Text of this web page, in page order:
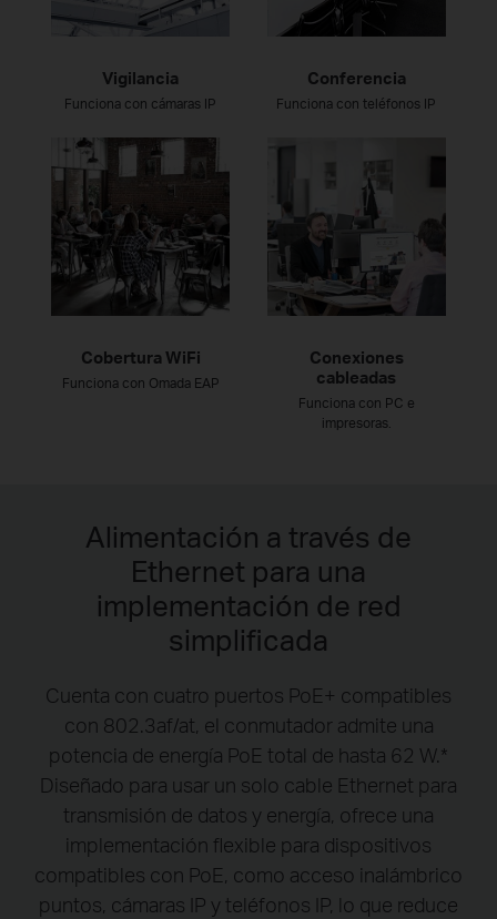
Vigilancia
Funciona con cámaras IP
Conferencia
Funciona con teléfonos IP
Cobertura WiFi
Funciona con Omada EAP
Conexiones
cableadas
Funciona con PC e
impresoras.
Alimentación a través de
Ethernet para una
implementación de red
simplificada
Cuenta con cuatro puertos PoE+ compatibles
con 802.3af/at, el conmutador admite una
potencia de energía PoE total de hasta 62 W.*
Diseñado para usar un solo cable Ethernet para
transmisión de datos y energía, ofrece una
implementación flexible para dispositivos
compatibles con PoE, como acceso inalámbrico
puntos, cámaras IP y teléfonos IP, lo que reduce